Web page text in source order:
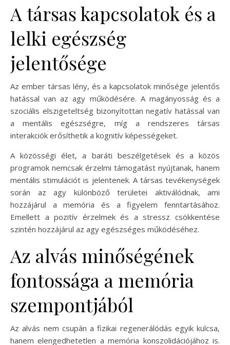
A társas kapcsolatok és a
lelki egészség
jelentősége
Az ember társas lény, és a kapcsolatok minősége jelentős
hatással van az agy működésére. A magányosság és a
szociális elszigeteltség bizonyítottan negatív hatással van
a mentális egészségre, míg a rendszeres társas
interakciók erősíthetik a kognitív képességeket.
A közösségi élet, a baráti beszélgetések és a közös
programok nemcsak érzelmi támogatást nyújtanak, hanem
mentális stimulációt is jelentenek. A társas tevékenységek
során az agy különböző területei aktiválódnak, ami
hozzájárul a memória és a figyelem fenntartásához.
Emellett a pozitív érzelmek és a stressz csökkentése
szintén hozzájárul az agy egészséges működéséhez.
Az alvás minőségének
fontossága a memória
szempontjából
Az alvás nem csupán a fizikai regenerálódás egyik kulcsa,
hanem elengedhetetlen a memória konszolidációjához is.